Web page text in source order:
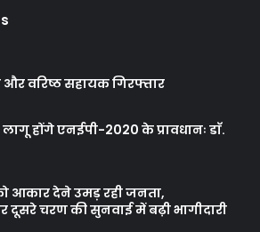
वरिष्ठ सहायक गिरफ्तार
होंगे एनईपी-2020 के प्रावधानः डाॅ.
आकार देने उमड़ रही जनता,
दूसरे चरण की सुनवाई में बढ़ी भागीदारी